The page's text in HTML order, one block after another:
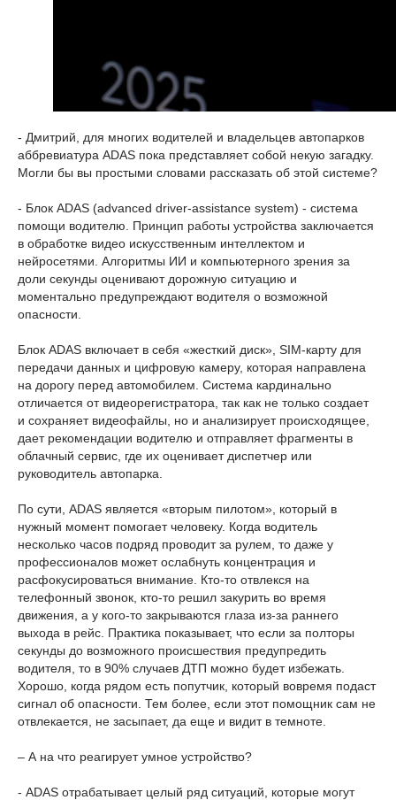
- Дмитрий, для многих водителей и владельцев автопарков
аббревиатура ADAS пока представляет собой некую загадку.
Могли бы вы простыми словами рассказать об этой системе?
- Блок ADAS (advanced driver-assistance system) - система
помощи водителю. Принцип работы устройства заключается
в обработке видео искусственным интеллектом и
нейросетями. Алгоритмы ИИ и компьютерного зрения за
доли секунды оценивают дорожную ситуацию и
моментально предупреждают водителя о возможной
опасности.
Блок ADAS включает в себя «жесткий диск», SIM-карту для
передачи данных и цифровую камеру, которая направлена
на дорогу перед автомобилем. Система кардинально
отличается от видеорегистратора, так как не только создает
и сохраняет видеофайлы, но и анализирует происходящее,
дает рекомендации водителю и отправляет фрагменты в
облачный сервис, где их оценивает диспетчер или
руководитель автопарка.
По сути, ADAS является «вторым пилотом», который в
нужный момент помогает человеку. Когда водитель
несколько часов подряд проводит за рулем, то даже у
профессионалов может ослабнуть концентрация и
расфокусироваться внимание. Кто-то отвлекся на
телефонный звонок, кто-то решил закурить во время
движения, а у кого-то закрываются глаза из-за раннего
выхода в рейс. Практика показывает, что если за полторы
секунды до возможного происшествия предупредить
водителя, то в 90% случаев ДТП можно будет избежать.
Хорошо, когда рядом есть попутчик, который вовремя подаст
сигнал об опасности. Тем более, если этот помощник сам не
отвлекается, не засыпает, да еще и видит в темноте.
– А на что реагирует умное устройство?
- ADAS отрабатывает целый ряд ситуаций, которые могут